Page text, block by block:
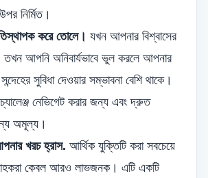
নির্মিত।
করে তোলে। যখন আপনার বিশ্বাসের
তখন আপনি অনিবার্যভাবে ভুল করলে আপনার
সুবিধা দেওয়ার সম্ভাবনা বেশি থাকে।
নেভিগেট করার জন্য এবং দ্রুত
অমূল্য।
খরচ হ্রাস. আর্থিক যুক্তিটি করা সবচেয়ে
কেবল আরও লাভজনক। এটি একটি